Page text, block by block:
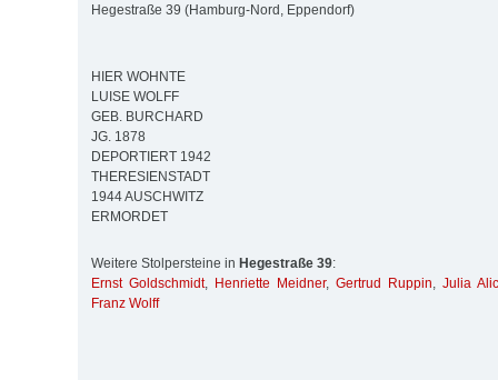
Hegestraße 39 (Hamburg-Nord, Eppendorf)
HIER WOHNTE
LUISE WOLFF
GEB. BURCHARD
JG. 1878
DEPORTIERT 1942
THERESIENSTADT
1944 AUSCHWITZ
ERMORDET
Weitere Stolpersteine in Hegestraße 39:
Ernst Goldschmidt, Henriette Meidner, Gertrud Ruppin, Julia
Franz Wolff